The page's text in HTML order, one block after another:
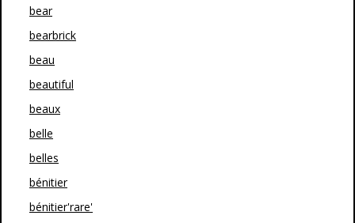
bear
bearbrick
beau
beautiful
beaux
belle
belles
bénitier
bénitier'rare'